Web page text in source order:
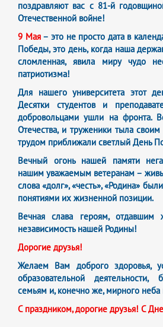
поздравляют вас с 81-й
Отечественной войне!
9 Мая – это не просто дата в
Победы, это день, когда наша
сломленная, явила миру чудо
патриотизма!
Для нашего университета этот
Десятки студентов и
добровольцами ушли на фронта.
Отечества, и труженики тыла
трудом приближали светлый День
Вечный огонь нашей памяти
нашим уважаемым ветеранам –
слова «долг», «честь», «Родина»
понятиями их жизненной позиции.
Вечная слава героям, отдавшим
независимость нашей Родины!
Дорогие друзья!
Желаем Вам доброго здоровья,
образовательной деятельности,
семьям и, конечно же, мирного неба
С праздником, дорогие друзья! С